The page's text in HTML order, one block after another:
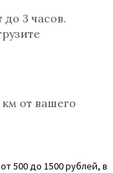
3 часов.
от вашего
500 до 1500 рублей, в